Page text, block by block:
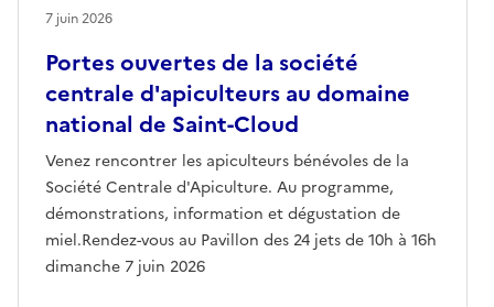
Portes ouvertes de la société
centrale d'apiculteurs au domaine
national de Saint-Cloud
Venez rencontrer les apiculteurs bénévoles de la
Société Centrale d'Apiculture. Au programme,
démonstrations, information et dégustation de
miel.Rendez-vous au Pavillon des 24 jets de 10h à 16h
dimanche 7 juin 2026
7 juin 2026